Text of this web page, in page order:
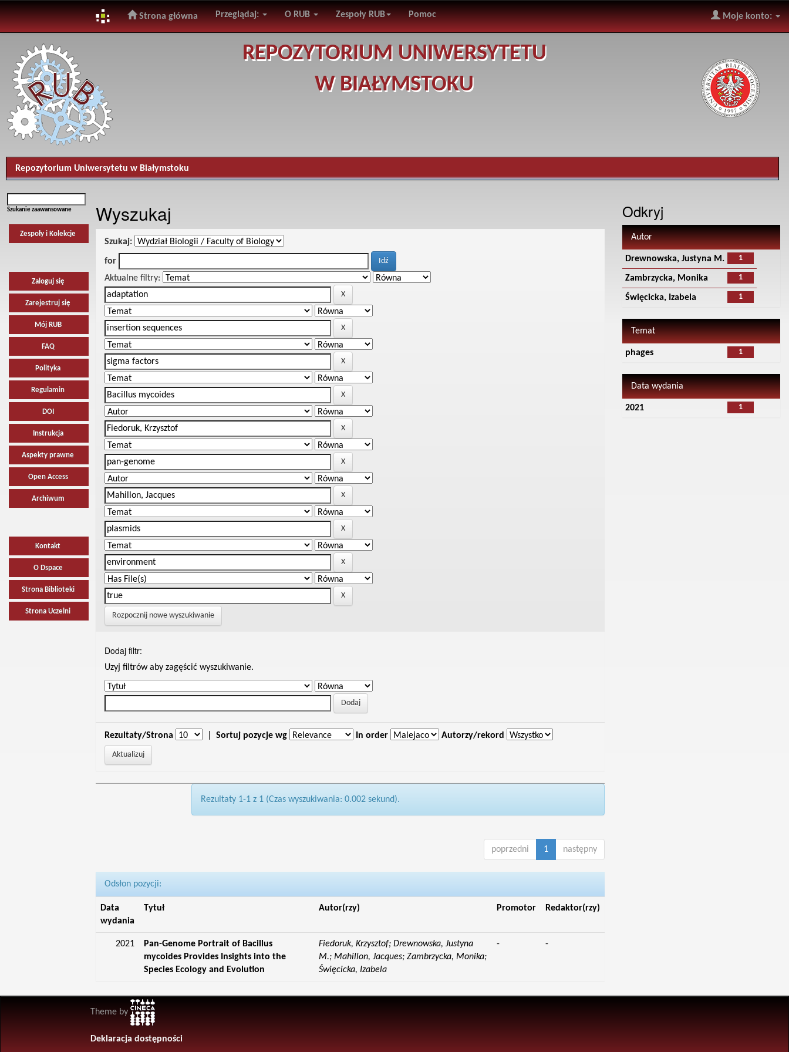
navigation
Strona główna Przeglądaj: O RUB Zespoły RUB Pomoc Moje konto:
REPOZYTORIUM UNIWERSYTETU
W BIAŁYMSTOKU
Repozytorium Uniwersytetu w Białymstoku
Szukanie zaawansowane
Zespoły i Kolekcje
Zaloguj się
Zarejestruj się
Mój RUB
FAQ
Polityka
Regulamin
DOI
Instrukcja
Aspekty prawne
Open Access
Archiwum
Kontakt
O Dspace
Strona Biblioteki
Strona Uczelni
Wyszukaj
Szukaj:
for
Aktualne filtry:
Rozpocznij nowe wyszukiwanie
Dodaj filtr:
Uzyj filtrów aby zagęścić wyszukiwanie.
Rezultaty/Strona Sortuj pozycje wg In order Autorzy/rekord
Rezultaty 1-1 z 1 (Czas wyszukiwania: 0.002 sekund).
poprzedni 1 następny
Odsłon pozycji:
Data
wydania
Tytuł Autor(rzy) Promotor Redaktor(rzy)
2021
Pan-Genome Portrait of Bacillus
mycoides Provides Insights into the
Species Ecology and Evolution
Fiedoruk, Krzysztof; Drewnowska, Justyna
M.; Mahillon, Jacques; Zambrzycka, Monika;
Święcicka, Izabela
- -
Odkryj
Autor
1
Drewnowska, Justyna M.
1
Zambrzycka, Monika
1
Święcicka, Izabela
Temat
1
phages
Data wydania
1
2021
Theme by
Deklaracja dostępności